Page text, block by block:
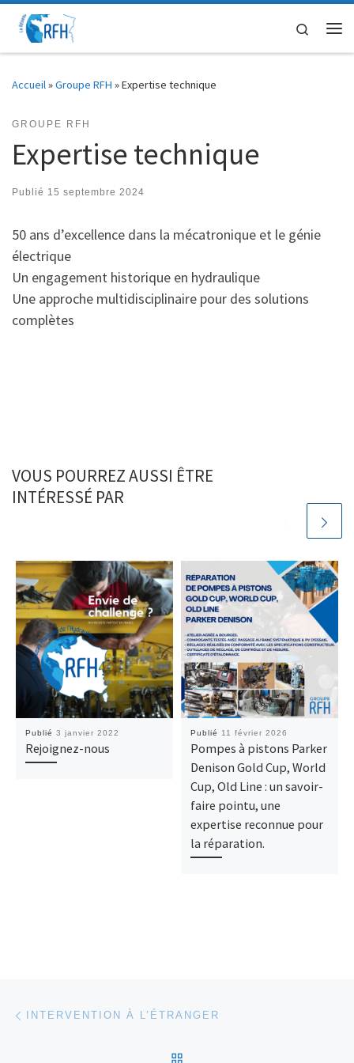
Passer au contenu
Search
Accueil»Groupe RFH »Expertise technique
GROUPE RFH
Expertise technique
Publié 15 septembre 2024
50 ans d’excellence dans la mécatronique et le génie
électrique
Un engagement historique en hydraulique
Une approche multidisciplinaire pour des solutions
complètes
VOUS POURREZ AUSSI ÊTRE
INTÉRESSÉ PAR
Publié 3 janvier 2022
Rejoignez-nous
Publié 11 février 2026
Pompes à pistons Parker
Denison Gold Cup, World
Cup, Old Line : un savoir-
faire pointu, une
expertise reconnue pour
la réparation.
Parcourir les articles
INTERVENTION À L’ÉTRANGER